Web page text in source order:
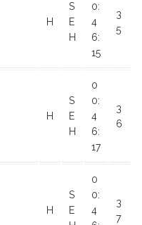
H
S
E
H
0:
4
6:
15
3
5
H
S
E
H
0
0:
4
6:
17
3
6
H
S
E
0
0:
4
3
7